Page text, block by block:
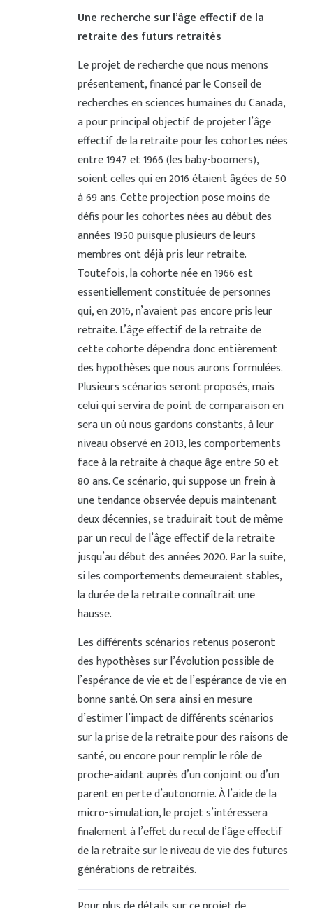
Une recherche sur l’âge effectif de la
retraite des futurs retraités
Le projet de recherche que nous menons
présentement, financé par le Conseil de
recherches en sciences humaines du Canada,
a pour principal objectif de projeter l’âge
effectif de la retraite pour les cohortes nées
entre 1947 et 1966 (les baby-boomers),
soient celles qui en 2016 étaient âgées de 50
à 69 ans. Cette projection pose moins de
défis pour les cohortes nées au début des
années 1950 puisque plusieurs de leurs
membres ont déjà pris leur retraite.
Toutefois, la cohorte née en 1966 est
essentiellement constituée de personnes
qui, en 2016, n’avaient pas encore pris leur
retraite. L’âge effectif de la retraite de
cette cohorte dépendra donc entièrement
des hypothèses que nous aurons formulées.
Plusieurs scénarios seront proposés, mais
celui qui servira de point de comparaison en
sera un où nous gardons constants, à leur
niveau observé en 2013, les comportements
face à la retraite à chaque âge entre 50 et
80 ans. Ce scénario, qui suppose un frein à
une tendance observée depuis maintenant
deux décennies, se traduirait tout de même
par un recul de l’âge effectif de la retraite
jusqu’au début des années 2020. Par la suite,
si les comportements demeuraient stables,
la durée de la retraite connaîtrait une
hausse.
Les différents scénarios retenus poseront
des hypothèses sur l’évolution possible de
l’espérance de vie et de l’espérance de vie en
bonne santé. On sera ainsi en mesure
d’estimer l’impact de différents scénarios
sur la prise de la retraite pour des raisons de
santé, ou encore pour remplir le rôle de
proche-aidant auprès d’un conjoint ou d’un
parent en perte d’autonomie. À l’aide de la
micro-simulation, le projet s’intéressera
finalement à l’effet du recul de l’âge effectif
de la retraite sur le niveau de vie des futures
générations de retraités.